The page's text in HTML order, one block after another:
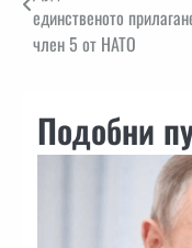
единственото
член 5 от НАТО
Подобни